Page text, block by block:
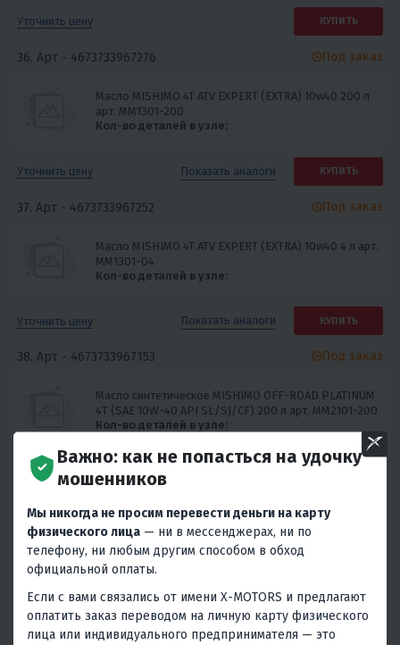
Уточнить цену КУПИТЬ
36. Арт - 4673733967276
Масло MISHIMO 4T ATV EXPERT (EXTRA) 10w40 200 л
арт. MM1301-200
Кол-во деталей в узле:
Под заказ
Уточнить цену Показать аналоги КУПИТЬ
37. Арт - 4673733967252
Масло MISHIMO 4T ATV EXPERT (EXTRA) 10w40 4 л арт.
MM1301-04
Кол-во деталей в узле:
Под заказ
Уточнить цену Показать аналоги КУПИТЬ
38. Арт - 4673733967153
Масло синтетическое MISHIMO OFF-ROAD PLATINUM
4Т (SAE 10W-40 API SL/SJ/CF) 200 л арт. MM2101-200
Кол-во деталей в узле:
Под заказ
Уточнить цену
39. Арт -4673733967344
Масло MISHIMO 4T ROAD BIKE (EXTRA) 10w40 60 л арт.
MM1501-60
Кол-во деталей в узле:
Уточнить цену Показатьаналоги КУПИТЬ
Важно: как не попасться на удочку
мошенников
Мы никогда не просим перевести деньги на карту
физического лица — ни в мессенджерах, ни по
телефону, ни любым другим способом в обход
официальной оплаты.
Если с вами связались от имени X-MOTORS и предлагают
оплатить заказ переводом на личную карту физического
лица или индивидуального предпринимателя — это